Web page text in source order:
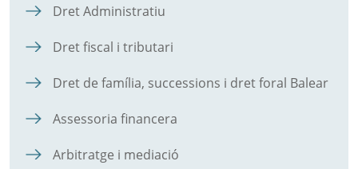
Dret Administratiu
Dret fiscal i tributari
Dret de família, successions i dret foral Balear
Assessoria financera
Arbitratge i mediació